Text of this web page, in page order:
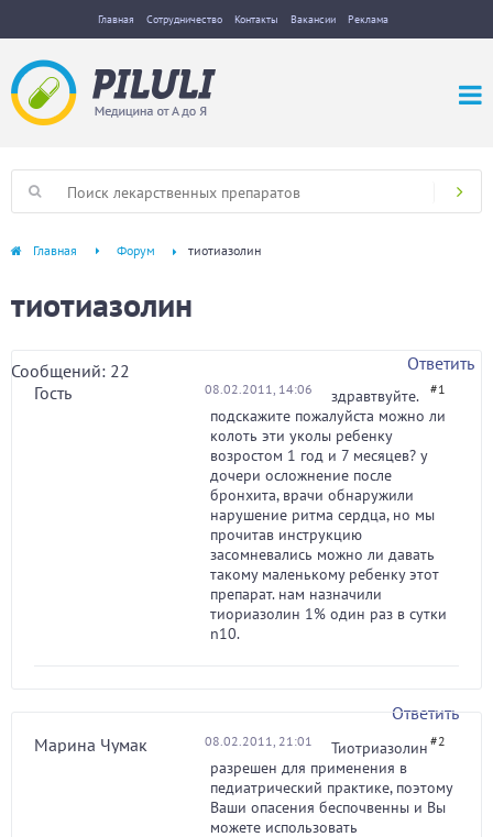
Главная Сотрудничество Контакты Вакансии Реклама
Главная Форум тиотиазолин
тиотиазолин
Сообщений: 22
Ответить
Гость
08.02.2011, 14:06 #1
здравтвуйте.
подскажите пожалуйста можно ли
колоть эти уколы ребенку
возростом 1 год и 7 месяцев? у
дочери осложнение после
бронхита, врачи обнаружили
нарушение ритма сердца, но мы
прочитав инструкцию
засомневались можно ли давать
такому маленькому ребенку этот
препарат. нам назначили
тиориазолин 1% один раз в сутки
n10.
Ответить
Марина Чумак
08.02.2011, 21:01 #2
Тиотриазолин
разрешен для применения в
педиатрический практике, поэтому
Ваши опасения беспочвенны и Вы
можете использовать